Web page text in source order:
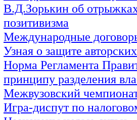
В.Д.Зорькин об
позитивизма
Международные
Узная о защите
Норма Регламента
принципу разделения
Межвузовский
Игра-диспут по